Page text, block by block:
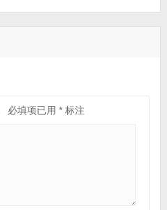
必填项已用 *标注